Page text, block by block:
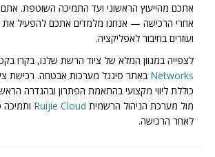
אתכם מהייעוץ הראשוני ועד התמיכה השוטפת.
אחרי הרכישה — אנחנו מלמדים אתכם להפעיל את
ועוזרים בחיבור לאפליקציה.
לצפייה במגוון המלא של ציוד הרשת שלנו, בקרו
Networks
כוללת ליווי מקצועי בהתאמת הפתרון ובהגדרה
מול מערכת הניהול הרשמית Ruijie Cloud
לאחר הרכישה.